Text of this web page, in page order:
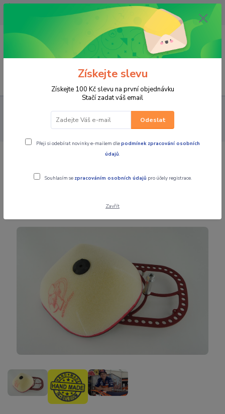
OPAVA 733537099/HLUČÍN
734541648/OLOMOUC 734593593
0,00 CZK
PRO STROJE NÁHRADNÍ DÍLY MX MOTORKY
FILTRY
VZDUCHOVÉ FILTRY, OLEJE NA FILTRY
DT1 Filtr vzduchový -
Husaberg TE125+TE250+TE300+FE 250+FE350+FE450+FE501
TE125+TE250+TE300+FE
Získejte slevu
Získejte 100 Kč slevu na první objednávku
Stačí zadat váš email
Odeslat
Přeji si odebírat novinky e-mailem dlepodmínek zpracování osobních
údajů.
Souhlasím se zpracováním osobních údajů pro účely registrace.
Zavřít